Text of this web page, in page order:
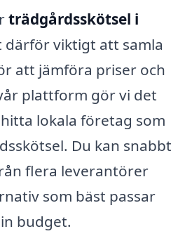
trädgårdsskötsel i
därför viktigt att samla
att jämföra priser och
plattform gör vi det
lokala företag som
Du kan snabbt
flera leverantörer
som bäst passar
budget.